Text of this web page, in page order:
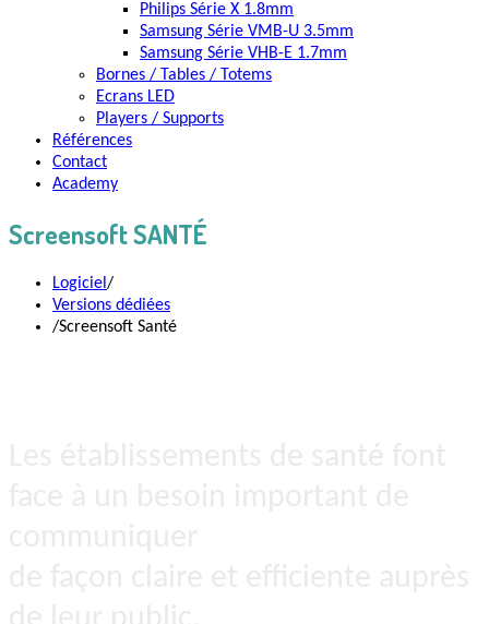
Philips Série X 1.8mm
Samsung Série VMB-U 3.5mm
Samsung Série VHB-E 1.7mm
Bornes / Tables / Totems
Ecrans LED
Players / Supports
Références
Contact
Academy
Screensoft SANTÉ
Logiciel /
Versions dédiées
/Screensoft Santé